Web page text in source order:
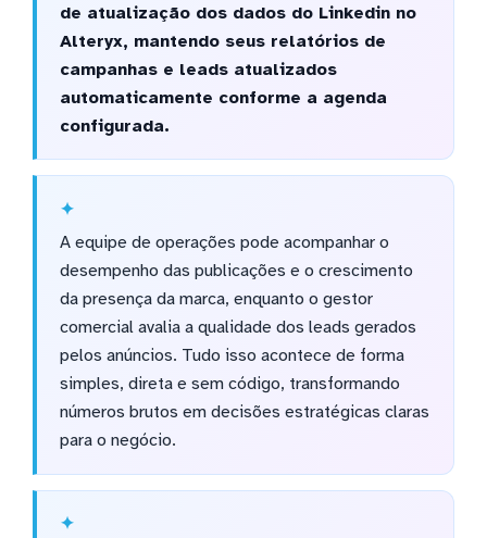
de atualização dos dados do Linkedin no
Alteryx, mantendo seus relatórios de
campanhas e leads atualizados
automaticamente conforme a agenda
configurada.
A equipe de operações pode acompanhar o
desempenho das publicações e o crescimento
da presença da marca, enquanto o gestor
comercial avalia a qualidade dos leads gerados
pelos anúncios. Tudo isso acontece de forma
simples, direta e sem código, transformando
números brutos em decisões estratégicas claras
para o negócio.